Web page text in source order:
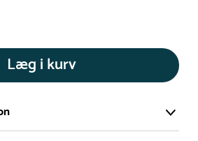
Læg i kurv